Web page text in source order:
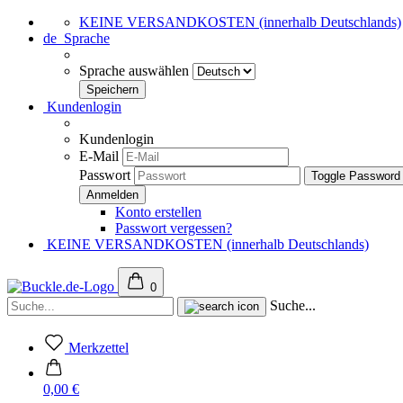
KEINE VERSANDKOSTEN (innerhalb Deutschlands)
de Sprache
Sprache auswählen
Kundenlogin
Kundenlogin
E-Mail
Passwort
Toggle
Konto erstellen
Passwort vergessen?
KEINE VERSANDKOSTEN (innerhalb Deutschlands)
0
Suche...
Merkzettel
0,00 €